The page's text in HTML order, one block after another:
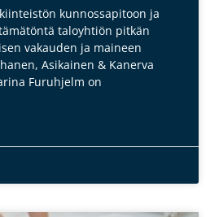
kunnossapitoon ja
taloyhtiön pitkän
vakauden ja maineen
Asikainen & Kanerva
Furuhjelm on